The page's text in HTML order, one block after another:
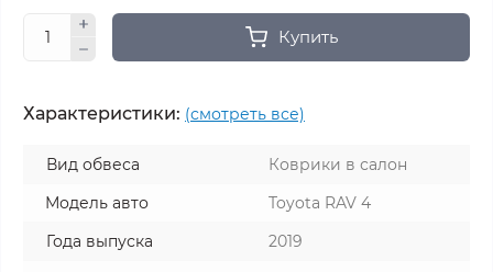
Купить
Характеристики: (смотреть все)
Вид обвеса
Коврики в салон
Модель авто
Toyota RAV 4
Года выпуска
2019